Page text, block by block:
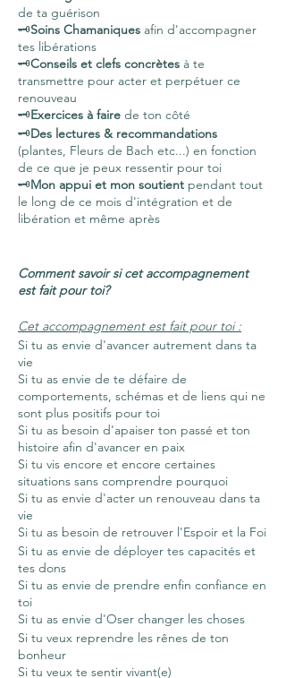
de ta guérison
🗝Soins Chamaniques afin d'accompagner
tes libérations
🗝Conseils et clefs concrètes à te
transmettre pour acter et perpétuer ce
renouveau
🗝Exercices à faire de ton côté
🗝Des lectures & recommandations
(plantes, Fleurs de Bach etc...) en fonction
de ce que je peux ressentir pour toi
🗝Mon appui et mon soutient pendant tout
le long de ce mois d'intégration et de
libération et même après
Comment savoir si cet accompagnement
est fait pour toi?
Cet accompagnement est fait pour toi :
Si tu as envie d'avancer autrement dans ta
vie
Si tu as envie de te défaire de
comportements, schémas et de liens qui ne
sont plus positifs pour toi
Si tu as besoin d'apaiser ton passé et ton
histoire afin d'avancer en paix
Si tu vis encore et encore certaines
situations sans comprendre pourquoi
Si tu as envie d'acter un renouveau dans ta
vie
Si tu as besoin de retrouver l'Espoir et la Foi
Si tu as envie de déployer tes capacités et
tes dons
Si tu as envie de prendre enfin confiance en
toi
Si tu as envie d'Oser changer les choses
Si tu veux reprendre les rênes de ton
bonheur
Si tu veux te sentir vivant(e)